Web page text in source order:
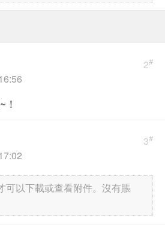
2#
3#
可以下載或查看附件。沒有賬